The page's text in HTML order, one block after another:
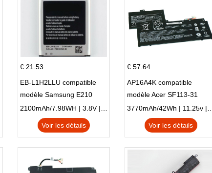
€ 21.53
EB-L1H2LLU compatible
modèle Samsung E210
E210K i939
Voir les détails
€ 57.64
AP16A4K compatible
modèle Acer SF113-31
AO1-132 NE132
Voir les détails